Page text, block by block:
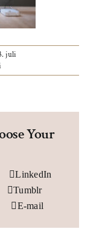
juli
Your
LinkedIn
Tumblr
E-mail